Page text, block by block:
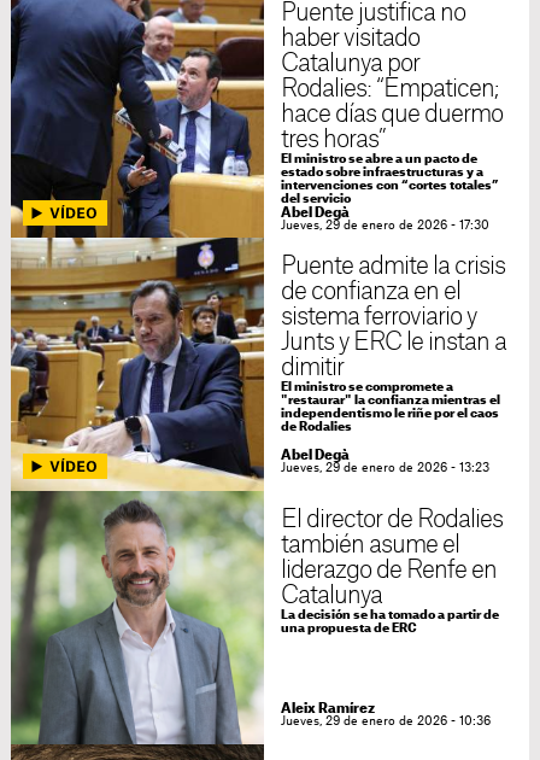
Puente justifica no
haber visitado
Catalunya por
Rodalies: “Empaticen;
hace días que duermo
tres horas”
El ministro se abre a un pacto de
estado sobre infraestructuras y a
intervenciones con “cortes totales”
del servicio
Abel Degà
Jueves, 29 de enero de 2026 - 17:30
Puente admite la crisis
de confianza en el
sistema ferroviario y
Junts y ERC le instan a
dimitir
El ministro se compromete a
"restaurar" la confianza mientras el
independentismo le riñe por el caos
de Rodalies
Abel Degà
Jueves, 29 de enero de 2026 - 13:23
El director de Rodalies
también asume el
liderazgo de Renfe en
Catalunya
La decisión se ha tomado a partir de
una propuesta de ERC
Aleix Ramírez
Jueves, 29 de enero de 2026 - 10:36